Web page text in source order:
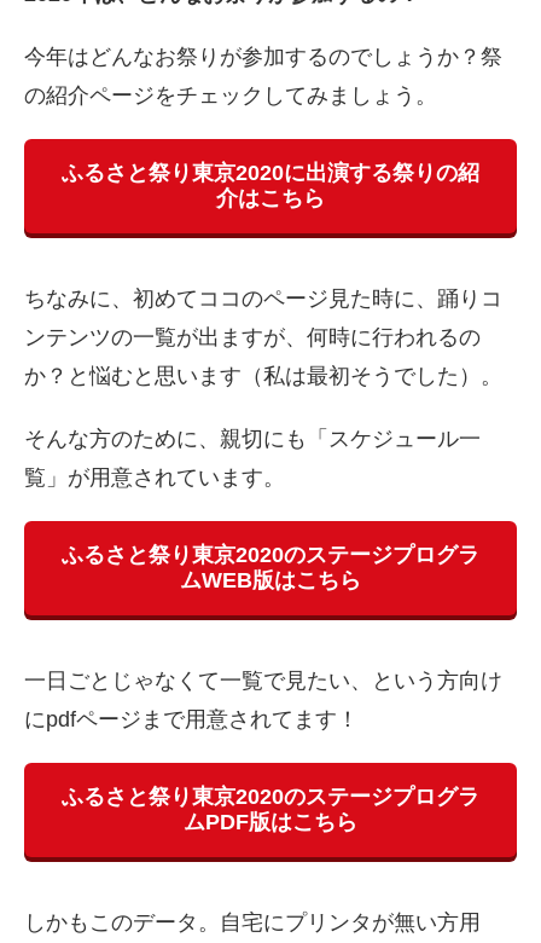
今年はどんなお祭りが参加するのでしょうか？祭
の紹介ページをチェックしてみましょう。
ふるさと祭り東京2020に出演する祭りの紹
介はこちら
ちなみに、初めてココのページ見た時に、踊りコ
ンテンツの一覧が出ますが、何時に行われるの
か？と悩むと思います（私は最初そうでした）。
そんな方のために、親切にも「スケジュール一
覧」が用意されています。
ふるさと祭り東京2020のステージプログラ
ムWEB版はこちら
一日ごとじゃなくて一覧で見たい、という方向け
にpdfページまで用意されてます！
ふるさと祭り東京2020のステージプログラ
ムPDF版はこちら
しかもこのデータ。自宅にプリンタが無い方用